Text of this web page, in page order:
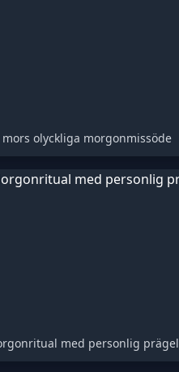
mors olyckliga morgonmissöde
med personlig prägel